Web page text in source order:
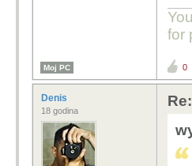
for
Moj PC 0
Denis
18 godina